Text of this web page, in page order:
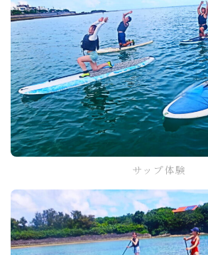
サップ体験